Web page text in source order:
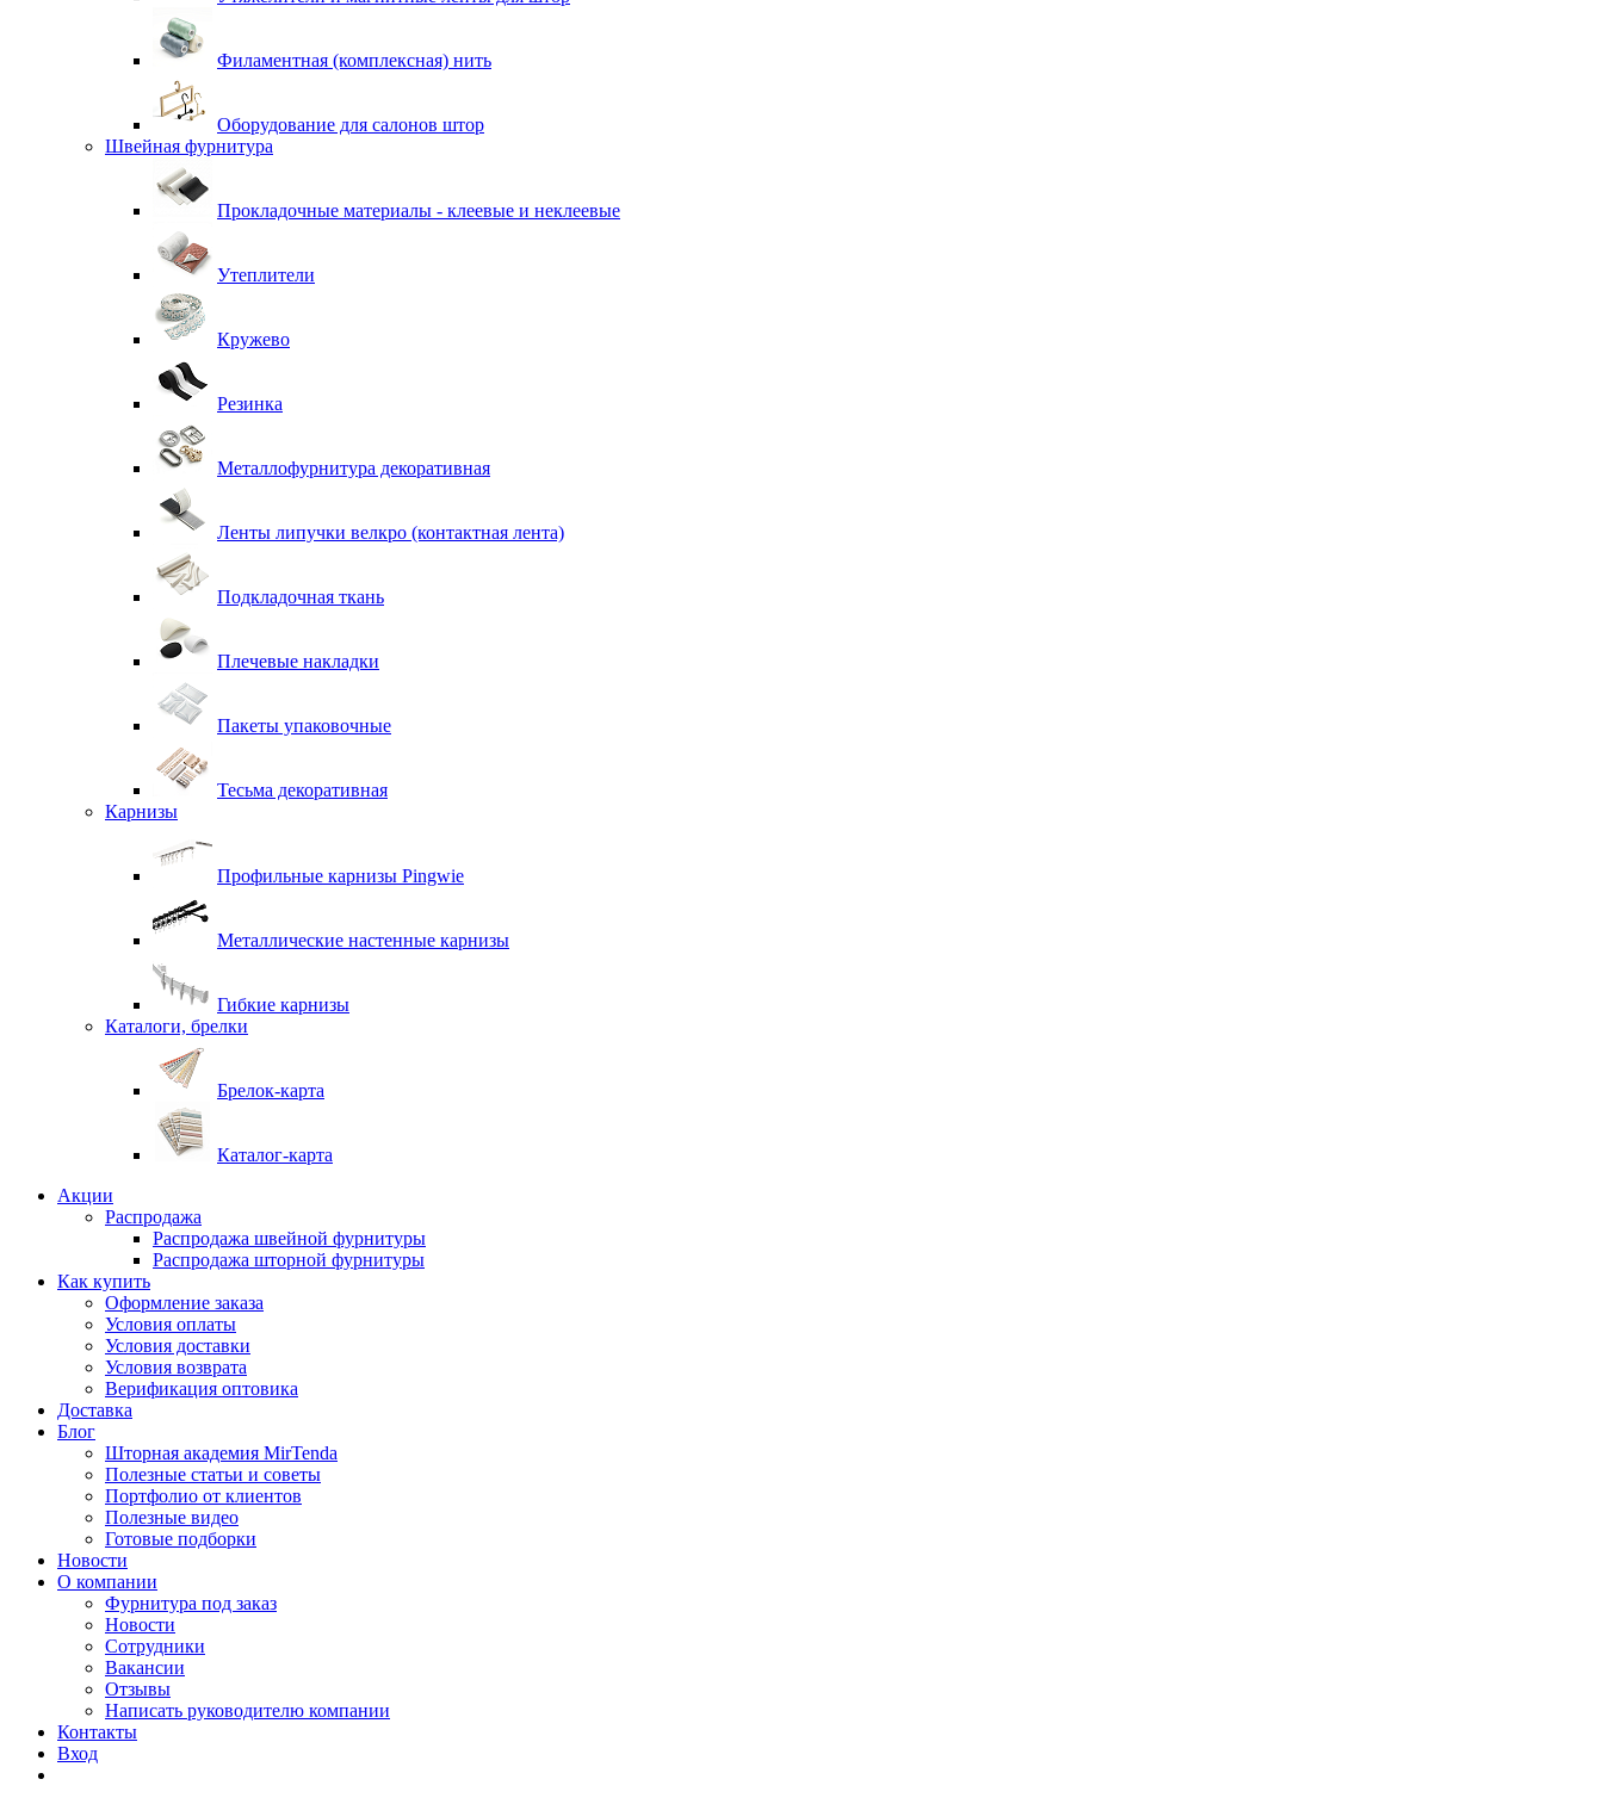
Филаментная (комплексная) нить
Оборудование для салонов штор
Швейная фурнитура
Прокладочные материалы - клеевые и неклеевые
Утеплители
Кружево
Резинка
Металлофурнитура декоративная
Ленты липучки велкро (контактная лента)
Подкладочная ткань
Плечевые накладки
Пакеты упаковочные
Тесьма декоративная
Карнизы
Профильные карнизы Pingwie
Металлические настенные карнизы
Гибкие карнизы
Каталоги, брелки
Брелок-карта
Каталог-карта
Акции
Распродажа
Распродажа швейной фурнитуры
Распродажа шторной фурнитуры
Как купить
Оформление заказа
Условия оплаты
Условия доставки
Условия возврата
Верификация оптовика
Доставка
Блог
Шторная академия MirTenda
Полезные статьи и советы
Портфолио от клиентов
Полезные видео
Готовые подборки
Новости
О компании
Фурнитура под заказ
Новости
Сотрудники
Вакансии
Отзывы
Написать руководителю компании
Контакты
Вход